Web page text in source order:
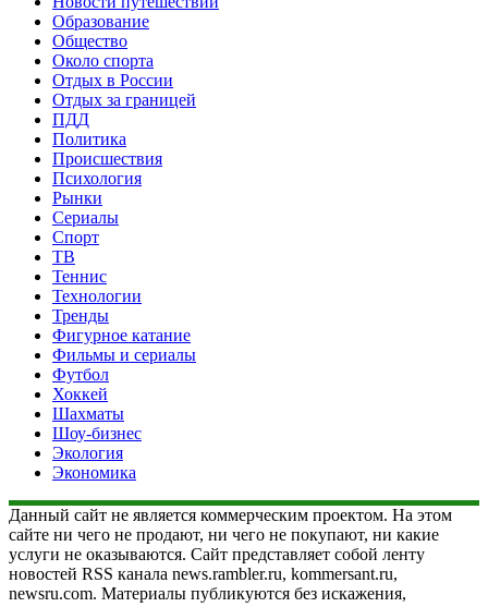
Образование
Общество
Около спорта
Отдых в России
Отдых за границей
ПДД
Политика
Происшествия
Психология
Рынки
Сериалы
Спорт
ТВ
Теннис
Технологии
Тренды
Фигурное катание
Фильмы и сериалы
Футбол
Хоккей
Шахматы
Шоу-бизнес
Экология
Экономика
Данный сайт не является коммерческим проектом. На этом
сайте ни чего не продают, ни чего не покупают, ни какие
услуги не оказываются. Сайт представляет собой ленту
новостей RSS канала news.rambler.ru, kommersant.ru,
newsru.com. Материалы публикуются без искажения,